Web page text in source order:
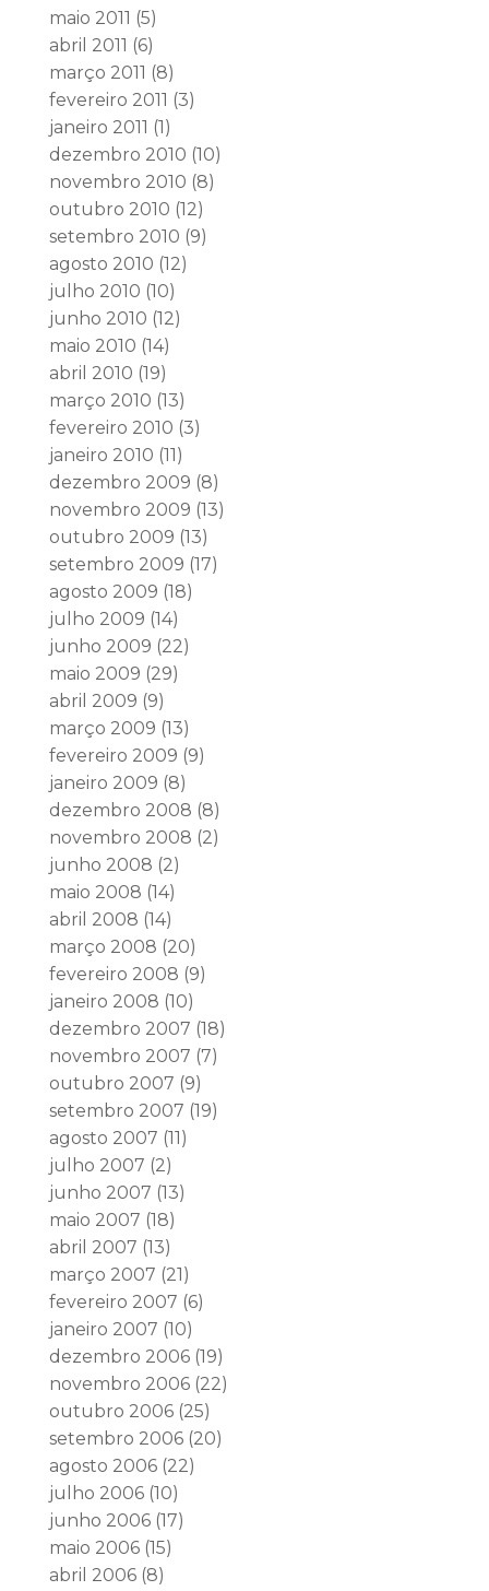
maio 2011 (5)
abril 2011 (6)
março 2011 (8)
fevereiro 2011 (3)
janeiro 2011 (1)
dezembro 2010 (10)
novembro 2010 (8)
outubro 2010 (12)
setembro 2010 (9)
agosto 2010 (12)
julho 2010 (10)
junho 2010 (12)
maio 2010 (14)
abril 2010 (19)
março 2010 (13)
fevereiro 2010 (3)
janeiro 2010 (11)
dezembro 2009 (8)
novembro 2009 (13)
outubro 2009 (13)
setembro 2009 (17)
agosto 2009 (18)
julho 2009 (14)
junho 2009 (22)
maio 2009 (29)
abril 2009 (9)
março 2009 (13)
fevereiro 2009 (9)
janeiro 2009 (8)
dezembro 2008 (8)
novembro 2008 (2)
junho 2008 (2)
maio 2008 (14)
abril 2008 (14)
março 2008 (20)
fevereiro 2008 (9)
janeiro 2008 (10)
dezembro 2007 (18)
novembro 2007 (7)
outubro 2007 (9)
setembro 2007 (19)
agosto 2007 (11)
julho 2007 (2)
junho 2007 (13)
maio 2007 (18)
abril 2007 (13)
março 2007 (21)
fevereiro 2007 (6)
janeiro 2007 (10)
dezembro 2006(19)
novembro 2006(22)
outubro 2006(25)
setembro 2006(20)
agosto 2006(22)
julho 2006(10)
junho 2006(17)
maio 2006(15)
abril 2006(8)